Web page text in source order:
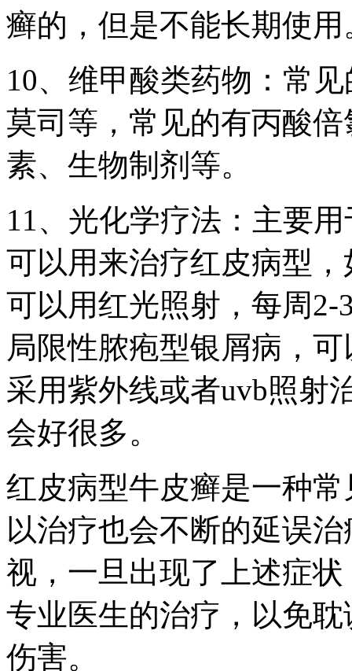
癣的，但是不能长期使用
10、维甲酸类药物：常
莫司等，常见的有丙酸
素、生物制剂等。
11、光化学疗法：主要
可以用来治疗红皮病型
可以用红光照射，每周2-
局限性脓疱型银屑病，
采用紫外线或者uvb照射
会好很多。
红皮病型牛皮癣是一种
以治疗也会不断的延误
视，一旦出现了上述症
专业医生的治疗，以免
伤害。